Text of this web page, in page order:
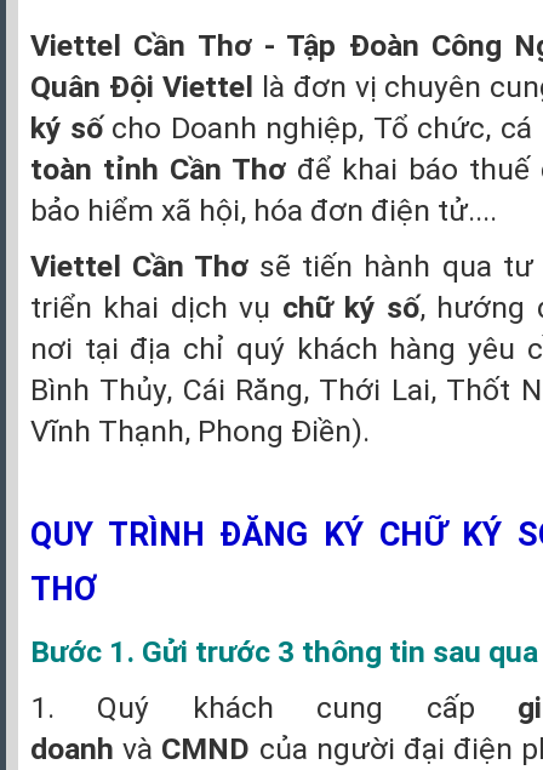
Viettel Cần Thơ - Tập Đoàn Công
Quân Đội Viettel là đơn vị chuyên
ký sốcho Doanh nghiệp, Tổ chức,
toàn tỉnh Cần Thơ để khai báo thuế
bảo hiểm xã hội, hóa đơn điện tử....
Viettel Cần Thơ sẽ tiến hành qua
triển khai dịch vụ chữ ký số, hướng
nơi tại địa chỉ quý khách hàng yêu
Bình Thủy, Cái Răng, Thới Lai, Thốt
Vĩnh Thạnh, Phong Điền).
QUY TRÌNH ĐĂNG KÝ CHỮ KÝ
THƠ
Bước 1. Gửi trước 3 thông tin sau
1. Quý khách cung cấp
doanh và CMND của người đại điện